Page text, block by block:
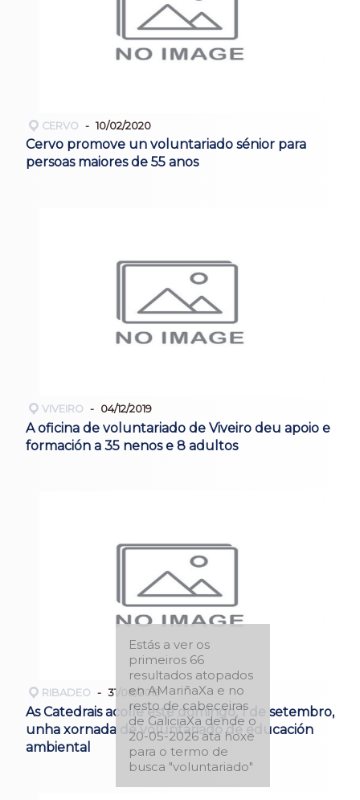
CERVO 10/02/2020
Cervo promove un voluntariado sénior para
persoas maiores de 55 anos
VIVEIRO 04/12/2019
A oficina de voluntariado de Viveiro deu apoio e
formación a 35 nenos e 8 adultos
RIBADEO 31/08/2019
As Catedrais acolle este domingo, 1 de setembro,
unha xornada de voluntariado de educación
ambiental
Estás a ver os
primeiros 66
resultados atopados
en AMariñaXa e no
resto de cabeceiras
de GaliciaXa dende o
20-05-2026 ata hoxe
para o termo de
busca "voluntariado"